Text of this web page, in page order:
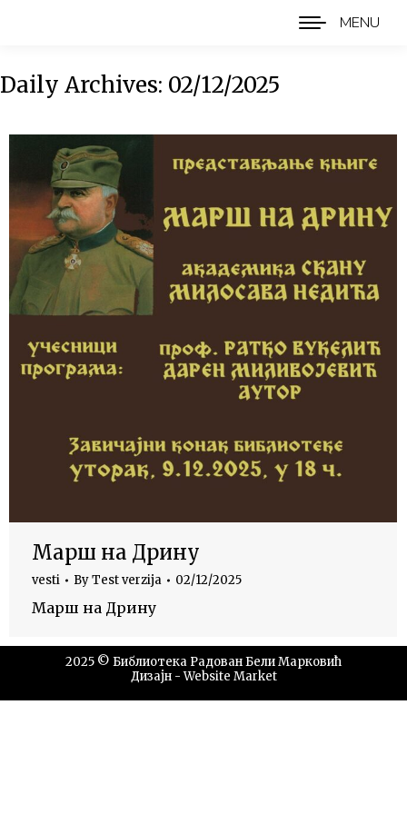
MENU
Daily Archives: 02/12/2025
Марш на Дрину
vesti ByTest verzija 02/12/2025
Марш на Дрину
2025 © Библиотека Радован Бели Марковић
Дизајн -Website Market